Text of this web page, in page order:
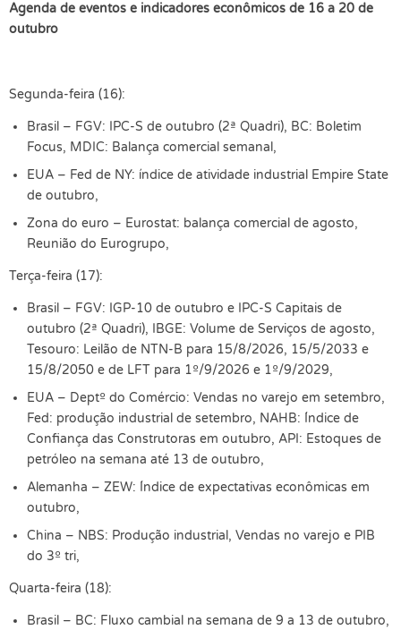
Agenda de eventos e indicadores econômicos de 16 a 20 de
outubro
Segunda-feira (16):
Brasil – FGV: IPC-S de outubro (2ª Quadri), BC: Boletim
Focus, MDIC: Balança comercial semanal,
EUA – Fed de NY: índice de atividade industrial Empire State
de outubro,
Zona do euro – Eurostat: balança comercial de agosto,
Reunião do Eurogrupo,
Terça-feira (17):
Brasil – FGV: IGP-10 de outubro e IPC-S Capitais de
outubro (2ª Quadri), IBGE: Volume de Serviços de agosto,
Tesouro: Leilão de NTN-B para 15/8/2026, 15/5/2033 e
15/8/2050 e de LFT para 1º/9/2026 e 1º/9/2029,
EUA – Deptº do Comércio: Vendas no varejo em setembro,
Fed: produção industrial de setembro, NAHB: Índice de
Confiança das Construtoras em outubro, API: Estoques de
petróleo na semana até 13 de outubro,
Alemanha – ZEW: Índice de expectativas econômicas em
outubro,
China – NBS: Produção industrial, Vendas no varejo e PIB
do 3º tri,
Quarta-feira (18):
Brasil – BC: Fluxo cambial na semana de 9 a 13 de outubro,